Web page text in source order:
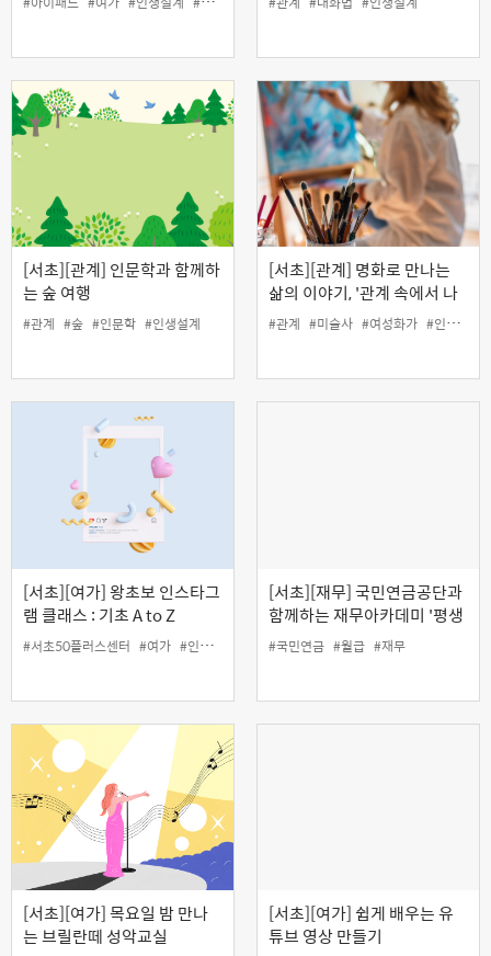
[서초][관계] 인문학과 함께하
는 숲 여행
#관계 #숲 #인문학 #인생설계
[서초][관계] 명화로 만나는
삶의 이야기, '관계 속에서 나
를 지키며 살아간 여성 화가
들' (온라인)
#관계 #미술사 #여성화가 #인생설계
[서초][여가] 왕초보 인스타그
램 클래스 : 기초 A to Z
#서초50플러스센터 #여가 #인생설계 #인스타그램
[서초][재무] 국민연금공단과
함께하는 재무아카데미 '평생
월급 프로젝트'
#국민연금 #월급 #재무
[서초][여가] 목요일 밤 만나
는 브릴란떼 성악교실
[서초][여가] 쉽게 배우는 유
튜브 영상 만들기